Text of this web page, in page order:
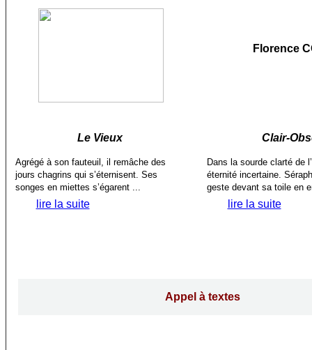
Florence
Le Vieux
Agrégé à son fauteuil, il remâche des
jours chagrins qui s’éternisent. Ses
songes en miettes s’égarent ...
lire la suite
Clair-
Dans la sourde clarté de
éternité incertaine.
geste devant sa toile en
lire la suite
Appel à textes